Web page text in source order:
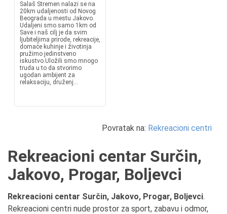
Salaš Stremen nalazi se na
20km udaljenosti od Novog
Beograda u mestu Jakovo.
Udaljeni smo samo 1km od
Save i naš cilj je da svim
ljubiteljima prirode, rekreacije,
domaće kuhinje i životinja
pružimo jedinstveno
iskustvo.Uložili smo mnogo
truda u to da stvorimo
ugodan ambijent za
relaksaciju, druženj...
Povratak na: Rekreacioni centri
Rekreacioni centar Surčin,
Jakovo, Progar, Boljevci
Rekreacioni centar Surčin, Jakovo, Progar, Boljevci.
Rekreacioni centri nude prostor za sport, zabavu i odmor,